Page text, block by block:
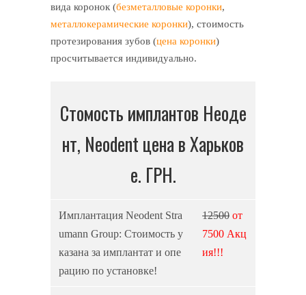
вида коронок (безметалловые коронки,
металлокерамические коронки), стоимость
протезирования зубов (цена коронки)
просчитывается индивидуально.
Стомость имплантов Неоде
нт, Neodent цена в Харьков
е. ГРН.
Имплантация Neodent Stra
umann Group: Стоимость у
казана за имплантат и опе
рацию по установке!
12500 от
7500 Акц
ия!!!